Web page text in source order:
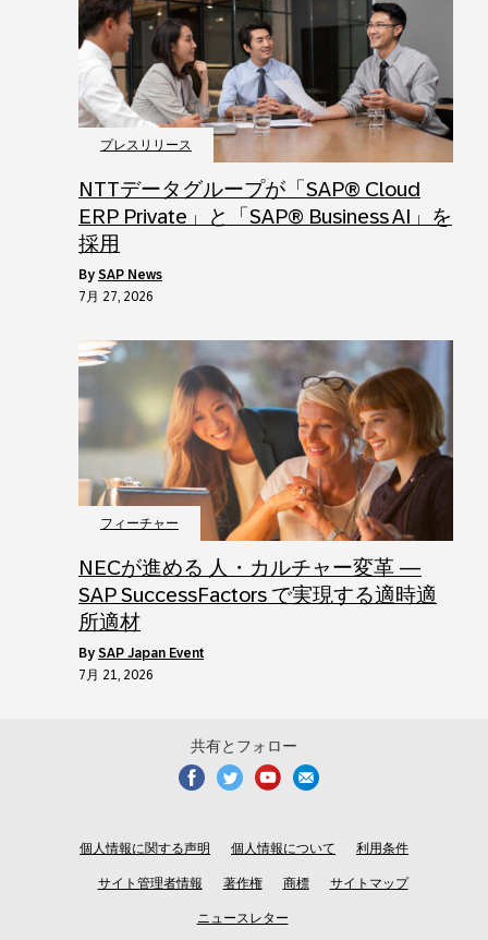
プレスリリース
NTTデータグループが「SAP® Cloud
ERP Private」と「SAP® Business AI」を
採用
by SAP News
7月 27, 2026
フィーチャー
NECが進める 人・カルチャー変革 ―
SAP SuccessFactors で実現する適時適
所適材
by SAP Japan Event
7月 21, 2026
共有とフォロー
個人情報に関する声明 個人情報について 利用条件
サイト管理者情報 著作権 商標 サイトマップ
ニュースレター